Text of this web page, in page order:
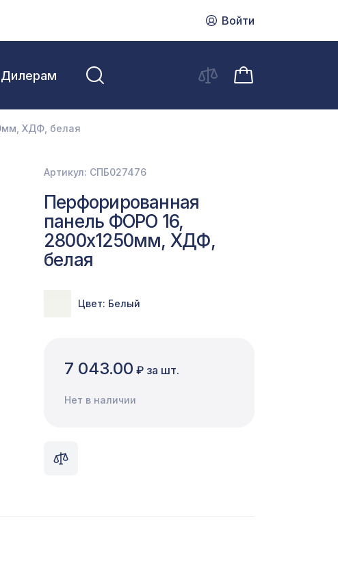
Войти
Дилерам
ХДФ, белая
Артикул: СПБ027476
Перфорированная
панель ФОРО 16,
2800х1250мм, ХДФ,
белая
Цвет: Белый
7 043.00 ₽ за шт.
Нет в наличии